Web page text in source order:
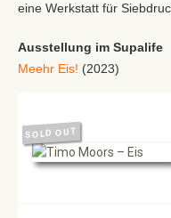
eine Werkstatt für
Ausstellung im Supalife
Meehr Eis! (2023)
SOLD OUT